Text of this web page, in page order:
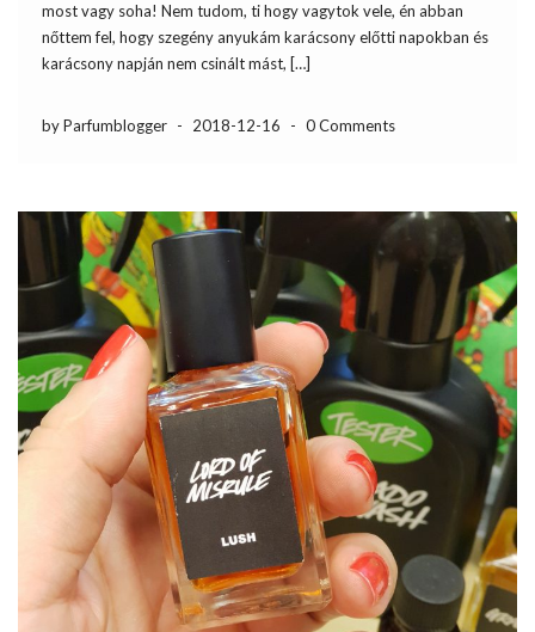
most vagy soha! Nem tudom, ti hogy vagytok vele, én abban
nőttem fel, hogy szegény anyukám karácsony előtti napokban és
karácsony napján nem csinált mást, […]
by Parfumblogger - 2018-12-16 - 0 Comments